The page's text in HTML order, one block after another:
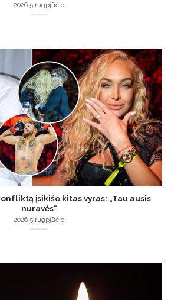
2026 5 rugpjūčio
įsikišo kitas vyras: „Tau ausis
nuravės“
2026 5 rugpjūčio